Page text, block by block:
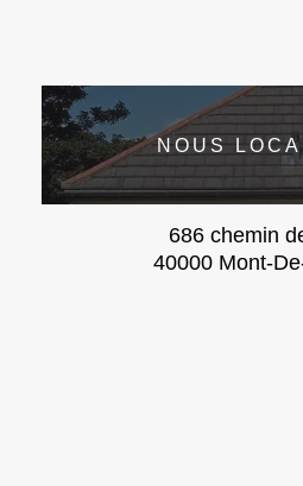
NOUS
686 chemin
40000 Mont-